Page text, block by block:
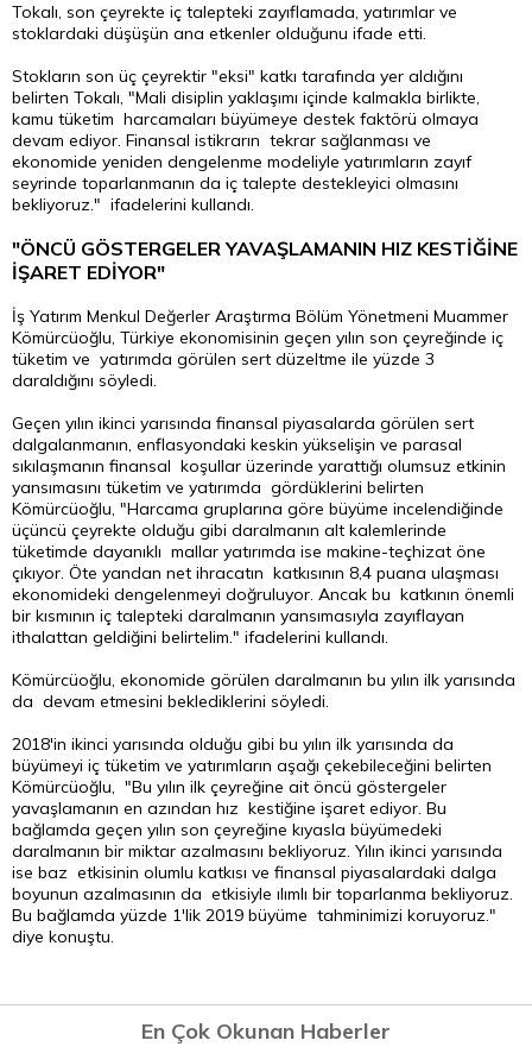
Tokalı, son çeyrekte iç talepteki zayıflamada, yatırımlar ve
stoklardaki düşüşün ana etkenler olduğunu ifade etti.
Stokların son üç çeyrektir "eksi" katkı tarafında yer aldığını
belirten Tokalı, "Mali disiplin yaklaşımı içinde kalmakla birlikte,
kamu tüketim harcamaları büyümeye destek faktörü olmaya
devam ediyor. Finansal istikrarın tekrar sağlanması ve
ekonomide yeniden dengelenme modeliyle yatırımların zayıf
seyrinde toparlanmanın da iç talepte destekleyici olmasını
bekliyoruz." ifadelerini kullandı.
"ÖNCÜ GÖSTERGELER YAVAŞLAMANIN HIZ KESTİĞİNE
İŞARET EDİYOR"
İş Yatırım Menkul Değerler Araştırma Bölüm Yönetmeni Muammer
Kömürcüoğlu, Türkiye ekonomisinin geçen yılın son çeyreğinde iç
tüketim ve yatırımda görülen sert düzeltme ile yüzde 3
daraldığını söyledi.
Geçen yılın ikinci yarısında finansal piyasalarda görülen sert
dalgalanmanın, enflasyondaki keskin yükselişin ve parasal
sıkılaşmanın finansal koşullar üzerinde yarattığı olumsuz etkinin
yansımasını tüketim ve yatırımda gördüklerini belirten
Kömürcüoğlu, "Harcama gruplarına göre büyüme incelendiğinde
üçüncü çeyrekte olduğu gibi daralmanın alt kalemlerinde
tüketimde dayanıklı mallar yatırımda ise makine-teçhizat öne
çıkıyor. Öte yandan net ihracatın katkısının 8,4 puana ulaşması
ekonomideki dengelenmeyi doğruluyor. Ancak bu katkının önemli
bir kısmının iç talepteki daralmanın yansımasıyla zayıflayan
ithalattan geldiğini belirtelim." ifadelerini kullandı.
Kömürcüoğlu, ekonomide görülen daralmanın bu yılın ilk yarısında
da devam etmesini beklediklerini söyledi.
2018'in ikinci yarısında olduğu gibi bu yılın ilk yarısında da
büyümeyi iç tüketim ve yatırımların aşağı çekebileceğini belirten
Kömürcüoğlu, "Bu yılın ilk çeyreğine ait öncü göstergeler
yavaşlamanın en azından hız kestiğine işaret ediyor. Bu
bağlamda geçen yılın son çeyreğine kıyasla büyümedeki
daralmanın bir miktar azalmasını bekliyoruz. Yılın ikinci yarısında
ise baz etkisinin olumlu katkısı ve finansal piyasalardaki dalga
boyunun azalmasının da etkisiyle ılımlı bir toparlanma bekliyoruz.
Bu bağlamda yüzde 1'lik 2019 büyüme tahminimizi koruyoruz."
diye konuştu.
En Çok Okunan Haberler